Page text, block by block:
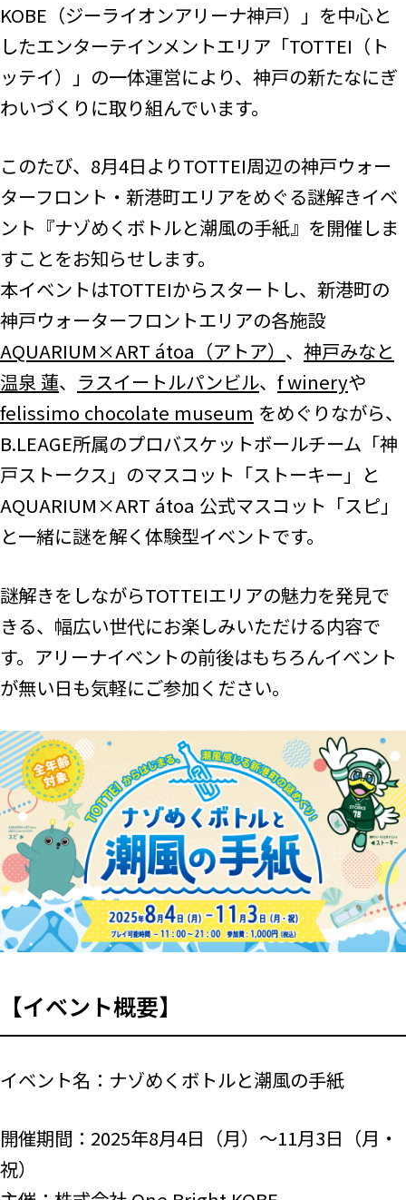
KOBE（ジーライオンアリーナ神戸）」を中心と
したエンターテインメントエリア「TOTTEI（ト
ッテイ）」の一体運営により、神戸の新たなにぎ
わいづくりに取り組んでいます。
このたび、8月4日よりTOTTEI周辺の神戸ウォー
ターフロント・新港町エリアをめぐる謎解きイベ
ント『ナゾめくボトルと潮風の手紙』を開催しま
すことをお知らせします。
本イベントはTOTTEIからスタートし、新港町の
神戸ウォーターフロントエリアの各施設
AQUARIUM×ART átoa（アトア） 、 神戸みなと
温泉 蓮、 ラスイートルパンビル、 f wineryや
felissimo chocolate museum をめぐりながら、
B.LEAGE所属のプロバスケットボールチーム「神
戸ストークス」のマスコット「ストーキー」と
AQUARIUM×ART átoa 公式マスコット「スピ」
と一緒に謎を解く体験型イベントです。
謎解きをしながらTOTTEIエリアの魅力を発見で
きる、幅広い世代にお楽しみいただける内容で
す。アリーナイベントの前後はもちろんイベント
が無い日も気軽にご参加ください。
【イベント概要】
イベント名：ナゾめくボトルと潮風の手紙
開催期間：2025年8月4日（月）～11月3日（月・
祝）